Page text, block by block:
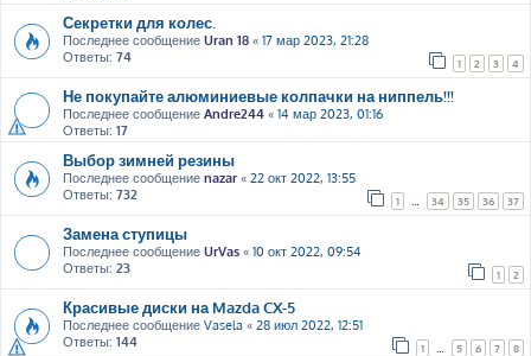
Секретки для колес.
Последнее сообщение Uran 18 « 17 мар 2023, 21:28
Ответы: 74 1 2 3 4
Не покупайте алюминиевые колпачки на ниппель!!!
Последнее сообщение Andre244 « 14 мар 2023, 01:16
Ответы: 17
Выбор зимней резины
Последнее сообщение nazar« 22 окт 2022, 13:55
Ответы: 732 1 34 35 36 37
Замена ступицы
Последнее сообщение UrVas « 10 окт 2022, 09:54
Ответы: 23 1 2
Красивые диски на Mazda CX-5
Последнее сообщение Vasela « 28 июл 2022, 12:51
Ответы: 144 1 5 6 7 8